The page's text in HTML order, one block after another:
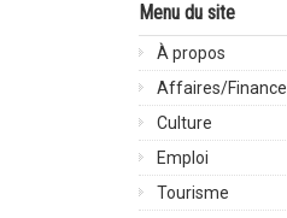
Menu du site
À propos
Affaires/Finance
Culture
Emploi
Tourisme